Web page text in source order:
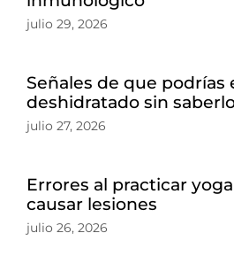
julio 29, 2026
Señales de que podrías
deshidratado sin
julio 27, 2026
Errores al practicar
causar lesiones
julio 26, 2026